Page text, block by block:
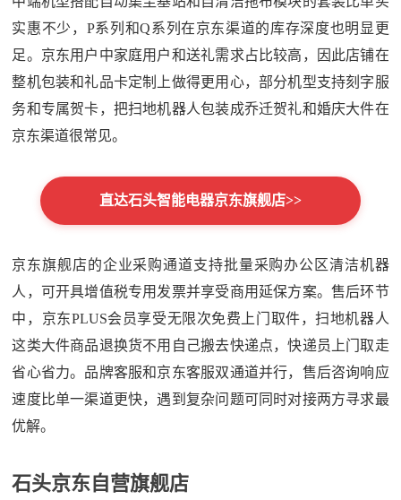
实惠不少，P系列和Q系列在京东渠道的库存深度也明显更
足。京东用户中家庭用户和送礼需求占比较高，因此店铺在
整机包装和礼品卡定制上做得更用心，部分机型支持刻字服
务和专属贺卡，把扫地机器人包装成乔迁贺礼和婚庆大件在
京东渠道很常见。
直达石头智能电器京东旗舰店>>
京东旗舰店的企业采购通道支持批量采购办公区清洁机器
人，可开具增值税专用发票并享受商用延保方案。售后环节
中，京东PLUS会员享受无限次免费上门取件，扫地机器人
这类大件商品退换货不用自己搬去快递点，快递员上门取走
省心省力。品牌客服和京东客服双通道并行，售后咨询响应
速度比单一渠道更快，遇到复杂问题可同时对接两方寻求最
优解。
石头京东自营旗舰店